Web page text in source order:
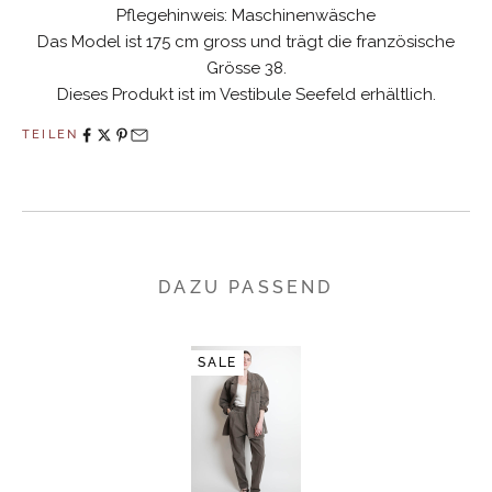
Pflegehinweis: Maschinenwäsche
Das Model ist 175 cm gross und trägt die französische
Grösse 38.
Dieses Produkt ist im Vestibule Seefeld erhältlich.
TEILEN
DAZU PASSEND
SALE